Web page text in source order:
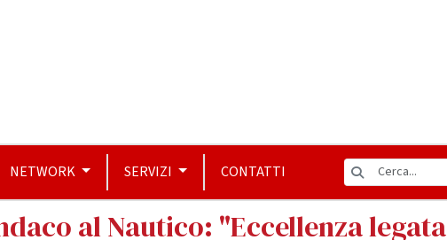
NETWORK SERVIZI CONTATTI
al Nautico: "Eccellenza legata